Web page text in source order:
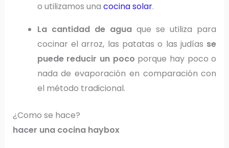
o utilizamos una cocina solar.
La cantidad de aguaque se utiliza para
cocinar el arroz, las patatas o las judías se
puede reducir un poco porque hay poco o
nada de evaporación en comparación con
el método tradicional.
¿Como se hace?
hacer una cocina haybox